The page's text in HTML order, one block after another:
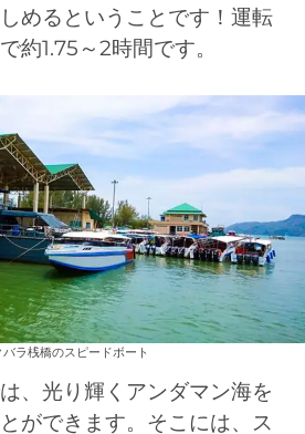
めるということです！運転
約1.75～2時間です。
ラ桟橋のスピードボート
、光り輝くアンダマン海を
ができます。そこには、ス